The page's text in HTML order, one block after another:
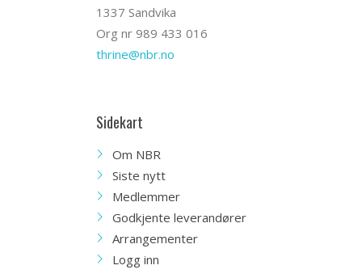
1337 Sandvika
Org nr 989 433 016
thrine@nbr.no
Sidekart
Om NBR
Siste nytt
Medlemmer
Godkjente leverandører
Arrangementer
Logg inn